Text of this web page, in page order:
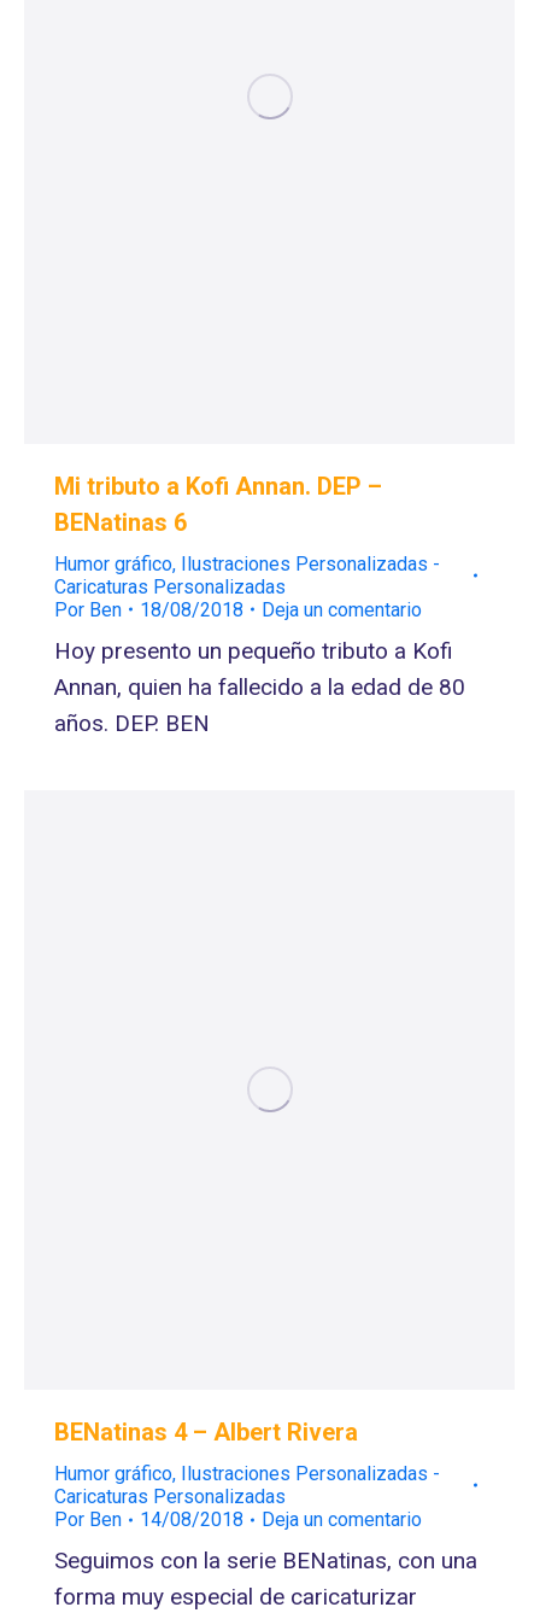
Mi tributo a Kofi Annan. DEP –
BENatinas 6
Humor gráfico, Ilustraciones Personalizadas -
Caricaturas Personalizadas
Por Ben 18/08/2018 Deja un comentario
Hoy presento un pequeño tributo a Kofi
Annan, quien ha fallecido a la edad de 80
años. DEP. BEN
BENatinas 4 – Albert Rivera
Humor gráfico,
Ilustraciones Personalizadas -
Caricaturas Personalizadas
Por Ben 14/08/2018 Deja un comentario
Seguimos con la serie BENatinas, con una
forma muy especial de caricaturizar